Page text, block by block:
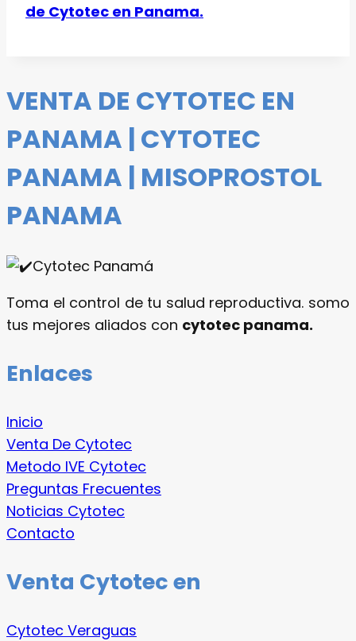
de Cytotec en Panama.
VENTA DE CYTOTEC EN
PANAMA | CYTOTEC
PANAMA | MISOPROSTOL
PANAMA
Toma el control de tu salud reproductiva. somo
tus mejores aliados con cytotec panama.
Enlaces
Inicio
Venta De Cytotec
Metodo IVE Cytotec
Preguntas Frecuentes
Noticias Cytotec
Contacto
Venta Cytotec en
Cytotec Veraguas